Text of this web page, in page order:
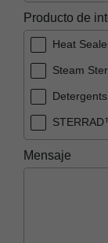
Producto de
Heat
Steam
Mensaje